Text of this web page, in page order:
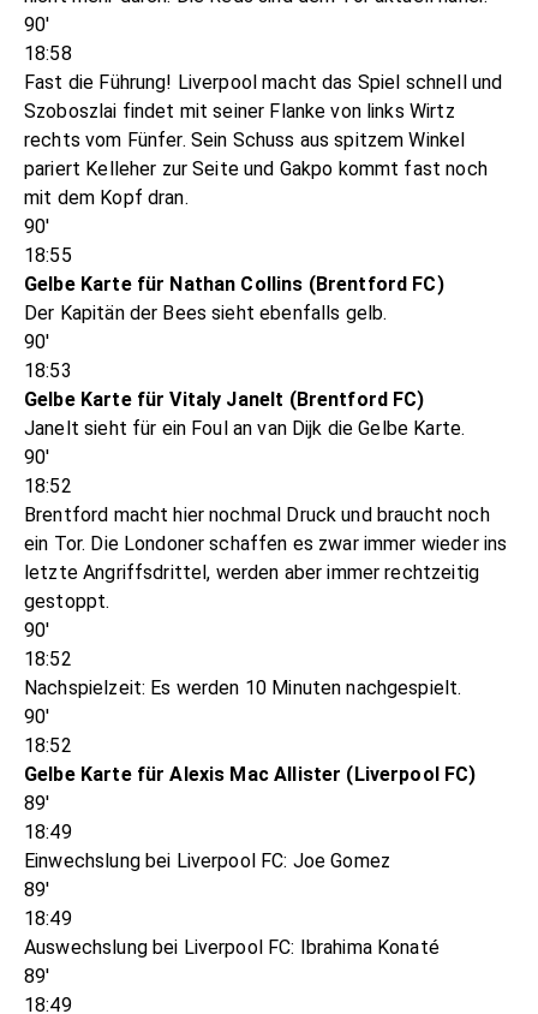
90'
18:58
Fast die Führung! Liverpool macht das Spiel schnell und
Szoboszlai findet mit seiner Flanke von links Wirtz
rechts vom Fünfer. Sein Schuss aus spitzem Winkel
pariert Kelleher zur Seite und Gakpo kommt fast noch
mit dem Kopf dran.
90'
18:55
Gelbe Karte für Nathan Collins (Brentford FC)
Der Kapitän der Bees sieht ebenfalls gelb.
90'
18:53
Gelbe Karte für Vitaly Janelt (Brentford FC)
Janelt sieht für ein Foul an van Dijk die Gelbe Karte.
90'
18:52
Brentford macht hier nochmal Druck und braucht noch
ein Tor. Die Londoner schaffen es zwar immer wieder ins
letzte Angriffsdrittel, werden aber immer rechtzeitig
gestoppt.
90'
18:52
Nachspielzeit: Es werden 10 Minuten nachgespielt.
90'
18:52
Gelbe Karte für Alexis Mac Allister (Liverpool FC)
89'
18:49
Einwechslung bei Liverpool FC: Joe Gomez
89'
18:49
Auswechslung bei Liverpool FC: Ibrahima Konaté
89'
18:49